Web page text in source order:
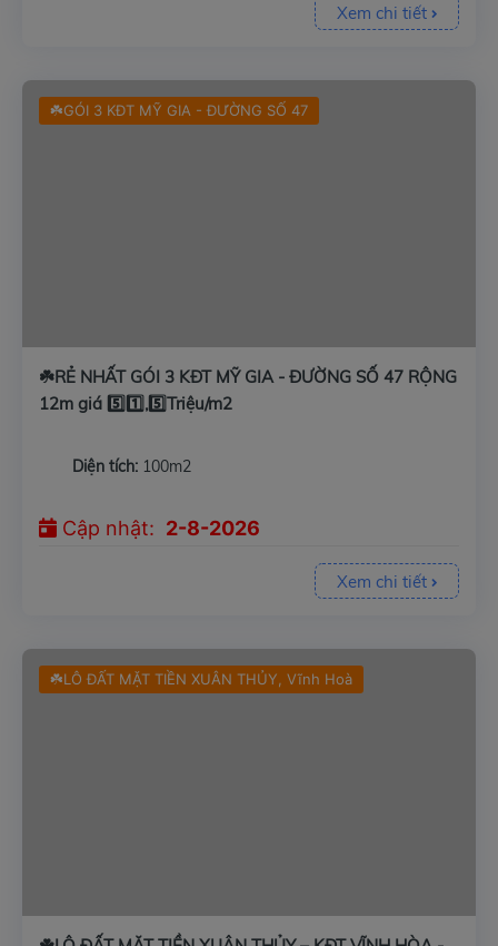
Xem chi tiết
☘️GÓI 3 KĐT MỸ GIA - ĐƯỜNG SỐ 47
☘️RẺ NHẤT GÓI 3 KĐT MỸ GIA - ĐƯỜNG SỐ 47 RỘNG
12m giá 5️⃣1️⃣,5️⃣Triệu/m2
Diện tích: 100m2
Cập nhật: 2-8-2026
Xem chi tiết
☘️LÔ ĐẤT MẶT TIỀN XUÂN THỦY, Vĩnh Hoà